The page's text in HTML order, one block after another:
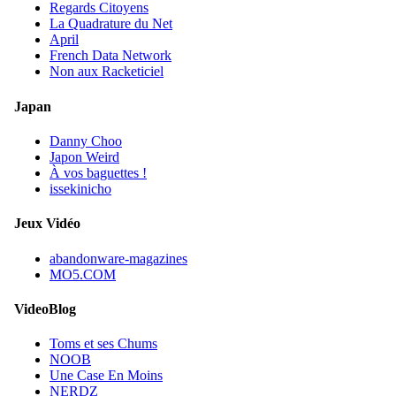
Regards Citoyens
La Quadrature du Net
April
French Data Network
Non aux Racketiciel
Japan
Danny Choo
Japon Weird
À vos baguettes !
issekinicho
Jeux Vidéo
abandonware-magazines
MO5.COM
VideoBlog
Toms et ses Chums
NOOB
Une Case En Moins
NERDZ